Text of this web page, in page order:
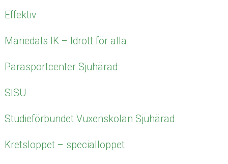
Effektiv
Mariedals IK – Idrott för alla
Parasportcenter Sjuhärad
SISU
Studieförbundet Vuxenskolan Sjuhärad
Kretsloppet – specialloppet